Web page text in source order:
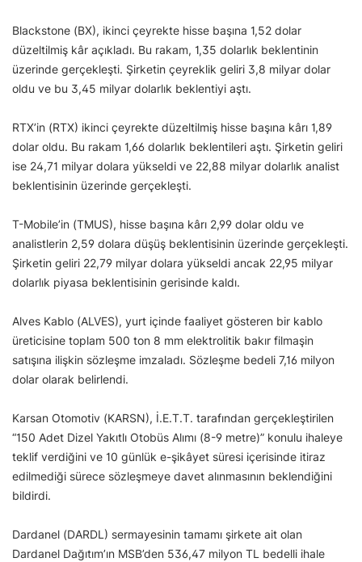
Blackstone (BX), ikinci çeyrekte hisse başına 1,52 dolar
düzeltilmiş kâr açıkladı. Bu rakam, 1,35 dolarlık beklentinin
üzerinde gerçekleşti. Şirketin çeyreklik geliri 3,8 milyar dolar
oldu ve bu 3,45 milyar dolarlık beklentiyi aştı.
RTX’in (RTX) ikinci çeyrekte düzeltilmiş hisse başına kârı 1,89
dolar oldu. Bu rakam 1,66 dolarlık beklentileri aştı. Şirketin geliri
ise 24,71 milyar dolara yükseldi ve 22,88 milyar dolarlık analist
beklentisinin üzerinde gerçekleşti.
T-Mobile’in (TMUS), hisse başına kârı 2,99 dolar oldu ve
analistlerin 2,59 dolara düşüş beklentisinin üzerinde gerçekleşti.
Şirketin geliri 22,79 milyar dolara yükseldi ancak 22,95 milyar
dolarlık piyasa beklentisinin gerisinde kaldı.
Alves Kablo (ALVES), yurt içinde faaliyet gösteren bir kablo
üreticisine toplam 500 ton 8 mm elektrolitik bakır filmaşin
satışına ilişkin sözleşme imzaladı. Sözleşme bedeli 7,16 milyon
dolar olarak belirlendi.
Karsan Otomotiv (KARSN), İ.E.T.T. tarafından gerçekleştirilen
“150 Adet Dizel Yakıtlı Otobüs Alımı (8-9 metre)” konulu ihaleye
teklif verdiğini ve 10 günlük e-şikâyet süresi içerisinde itiraz
edilmediği sürece sözleşmeye davet alınmasının beklendiğini
bildirdi.
Dardanel (DARDL) sermayesinin tamamı şirkete ait olan
Dardanel Dağıtım’ın MSB’den 536,47 milyon TL bedelli ihale